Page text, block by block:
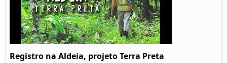
Registro na Aldeia, projeto Terra Preta